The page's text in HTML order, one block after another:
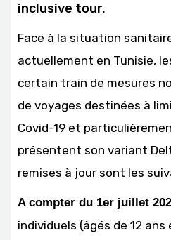
inclusive tour.
Face à la situation
actuellement en Tunisie,
certain train de mesures
de voyages destinées à
Covid-19 et
présentent son variant
remises à jour sont les
A compter du 1er juillet
individuels (âgés de 12